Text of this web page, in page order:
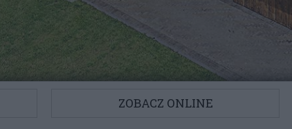
ZOBACZ ONLINE